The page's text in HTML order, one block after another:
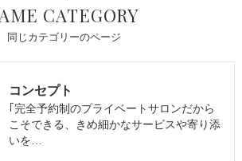
同じカテゴリーのページ
CATEGORY
コンセプト
｢完全予約制のプライベートサロンだから
こそできる、きめ細かなサービスや寄り添
いを…